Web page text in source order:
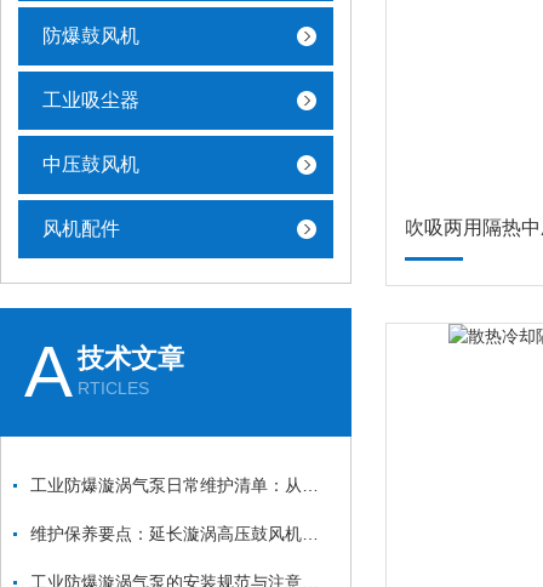
防爆鼓风机
工业吸尘器
中压鼓风机
风机配件
A技术文章
RTICLES
吹吸两用隔热